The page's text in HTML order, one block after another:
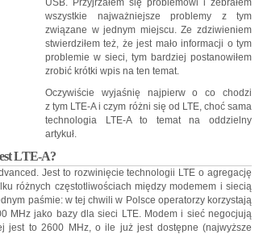
USB. Przyjrzałem się problemowi i zebrałem
wszystkie najważniejsze problemy z tym
związane w jednym miejscu. Ze zdziwieniem
stwierdziłem też, że jest mało informacji o tym
problemie w sieci, tym bardziej postanowiłem
zrobić krótki wpis na ten temat.
Oczywiście wyjaśnię najpierw o co chodzi
z tym LTE-A i czym różni się od LTE, choć sama
technologia LTE-A to temat na oddzielny
artykuł.
LTE-A?
Jest to rozwinięcie technologii LTE o agregację
różnych częstotliwościach między modemem i siecią
paśmie: w tej chwili w Polsce operatorzy korzystają
MHz jako bazy dla sieci LTE. Modem i sieć negocjują
jest to 2600 MHz, o ile już jest dostępne (najwyższe